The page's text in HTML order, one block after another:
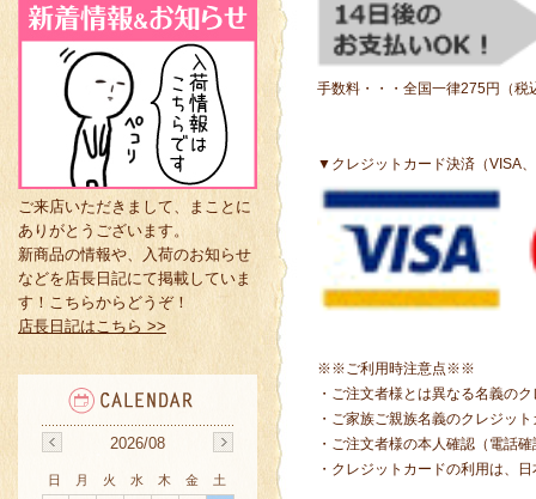
手数料・・・全国一律275円（税
▼クレジットカード決済（VISA
※※ご利用時注意点※※
・ご注文者様とは異なる名義の
・ご家族ご親族名義のクレジッ
・ご注文者様の本人確認（電話
・クレジットカードの利用は、
ご来店いただきまして、まことに
ありがとうございます。
新商品の情報や、入荷のお知らせ
などを店長日記にて掲載していま
す！こちらからどうぞ！
店長日記はこちら >>
2026/08
日 月 火 水 木 金
土